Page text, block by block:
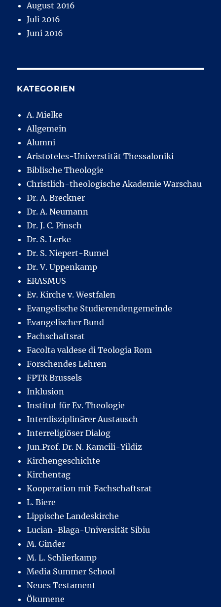
August 2016
Juli 2016
Juni 2016
KATEGORIEN
A. Mielke
Allgemein
Alumni
Aristoteles-Universtität Thessaloniki
Biblische Theologie
Christlich-theologische Akademie Warschau
Dr. A. Breckner
Dr. A. Neumann
Dr. J. C. Pinsch
Dr. S. Lerke
Dr. S. Niepert-Rumel
Dr. V. Uppenkamp
ERASMUS
Ev. Kirche v. Westfalen
Evangelische Studierendengemeinde
Evangelischer Bund
Fachschaftsrat
Facolta valdese di Teologia Rom
Forschendes Lehren
FPTR Brussels
Inklusion
Institut für Ev. Theologie
Interdisziplinärer Austausch
Interreligiöser Dialog
Jun.Prof. Dr. N. Kamcili-Yildiz
Kirchengeschichte
Kirchentag
Kooperation mit Fachschaftsrat
L. Biere
Lippische Landeskirche
Lucian-Blaga-Universität Sibiu
M. Ginder
M. L. Schlierkamp
Media Summer School
Neues Testament
Ökumene